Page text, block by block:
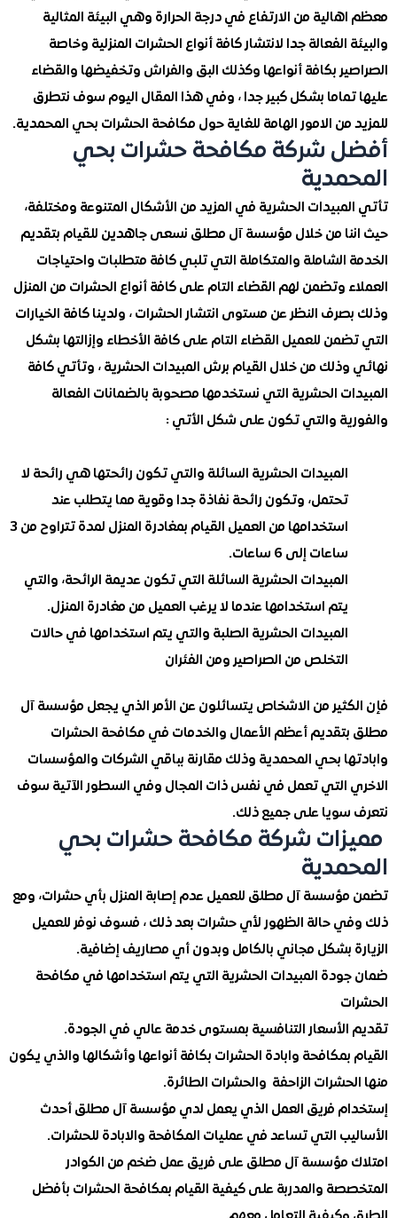
من الارتفاع في درجة الحرارة وهي البيئة المثالية
الفعالة جدا لانتشار كافة أنواع الحشرات المنزلية وخاصة
بكافة أنواعها وكذلك البق والفراش وتخفيضها والقضاء
بشكل كبير جدا ، وفي هذا المقال اليوم سوف نتطرق
من الامور الهامة للغاية حول مكافحة الحشرات بحي المحمدية.
شركة مكافحة حشرات بحي
الحشرية في المزيد من الأشكال المتنوعة ومختلفة،
من خلال مؤسسة آل مطلق نسعى جاهدين للقيام بتقديم
الشاملة والمتكاملة التي تلبي كافة متطلبات واحتياجات
وتضمن لهم القضاء التام على كافة أنواع الحشرات من المنزل
النظر عن مستوى انتشار الحشرات ، ولدينا كافة الخيارات
للعميل القضاء التام على كافة الأخطاء وإزالتها بشكل
من خلال القيام برش المبيدات الحشرية ، وتأتي كافة
الحشرية التي نستخدمها مصحوبة بالضمانات الفعالة
والتي تكون على شكل الأتي :
المبيدات الحشرية السائلة والتي تكون رائحتها هي رائحة لا
تحتمل، وتكون رائحة نفاذة جدا وقوية مما يتطلب عند
استخدامها من العميل القيام بمغادرة المنزل لمدة تتراوح من 3
ساعات إلى 6 ساعات.
المبيدات الحشرية السائلة التي تكون عديمة الرائحة، والتي
يتم استخدامها عندما لا يرغب العميل من مغادرة المنزل.
المبيدات الحشرية الصلبة والتي يتم استخدامها في حالات
التخلص من الصراصير ومن الفئران
من الاشخاص يتسائلون عن الأمر الذي يجعل مؤسسة آل
أعظم الأعمال والخدمات في مكافحة الحشرات
بحي المحمدية وذلك مقارنة بباقي الشركات والمؤسسات
التي تعمل في نفس ذات المجال وفي السطور الآتية سوف
سويا على جميع ذلك.
شركة مكافحة حشرات بحي
آل مطلق للعميل عدم إصابة المنزل بأي حشرات، ومع
حالة الظهور لأي حشرات بعد ذلك ، فسوف نوفر للعميل
بشكل مجاني بالكامل وبدون أي مصاريف إضافية.
المبيدات الحشرية التي يتم استخدامها في مكافحة
التنافسية بمستوى خدمة عالي في الجودة.
بمكافحة وابادة الحشرات بكافة أنواعها وأشكالها والذي يكون
الزاحفة والحشرات الطائرة.
فريق العمل الذي يعمل لدي مؤسسة آل مطلق أحدث
التي تساعد في عمليات المكافحة والابادة للحشرات.
مؤسسة آل مطلق على فريق عمل ضخم من الكوادر
والمدربة على كيفية القيام بمكافحة الحشرات بأفضل